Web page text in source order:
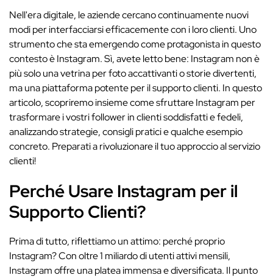
Nell'era digitale, le aziende cercano continuamente nuovi
modi per interfacciarsi efficacemente con i loro clienti. Uno
strumento che sta emergendo come protagonista in questo
contesto è Instagram. Sì, avete letto bene: Instagram non è
più solo una vetrina per foto accattivanti o storie divertenti,
ma una piattaforma potente per il supporto clienti. In questo
articolo, scopriremo insieme come sfruttare Instagram per
trasformare i vostri follower in clienti soddisfatti e fedeli,
analizzando strategie, consigli pratici e qualche esempio
concreto. Preparati a rivoluzionare il tuo approccio al servizio
clienti!
Perché Usare Instagram per il
Supporto Clienti?
Prima di tutto, riflettiamo un attimo: perché proprio
Instagram? Con oltre 1 miliardo di utenti attivi mensili,
Instagram offre una platea immensa e diversificata. Il punto